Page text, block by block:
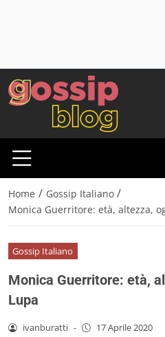
Home / Gossip Italiano /
Monica Guerritore: età, altezza,
Gossip Italiano
Monica Guerritore: età,
Lupa
ivanburatti - 17 Aprile 2020